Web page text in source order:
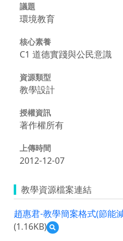
議題
環境教育
核心素養
C1 道德實踐與公民意識
資源類型
教學設計
授權資訊
著作權所有
上傳時間
2012-12-07
教學資源檔案連結
趙惠君-教學簡案格式(節能
(1.16KB)
預
覽